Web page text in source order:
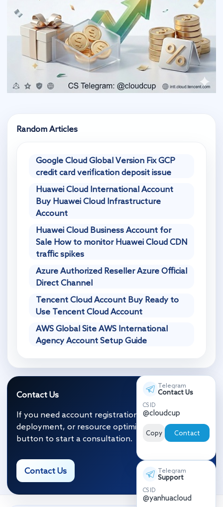
Random Articles
Google Cloud Global Version Fix GCP
credit card verification deposit issue
Huawei Cloud International Account
Buy Huawei Cloud Infrastructure
Account
Huawei Cloud Business Account for
Sale How to monitor Huawei Cloud CDN
traffic spikes
Azure Authorized Reseller Azure Official
Direct Channel
Tencent Cloud Account Buy Ready to
Use Tencent Cloud Account
AWS Global Site AWS International
Agency Account Setup Guide
Contact Us
If you need account registration, migration and
deployment, or resource optimization, click the
button to start a consultation.
Contact Us
Telegram
Contact Us
CS ID
@cloudcup
Copy Contact
Telegram
Support
CS ID
@yanhuacloud